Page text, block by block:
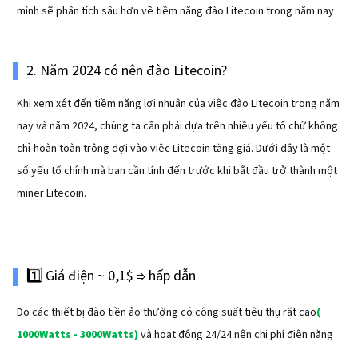
mình sẽ phân tích sâu hơn về tiềm năng đào Litecoin trong năm nay
2. Năm 2024 có nên đào Litecoin?
Khi xem xét đến tiềm năng lợi nhuận của việc đào Litecoin trong năm
nay và năm 2024, chúng ta cần phải dựa trên nhiều yếu tố chứ không
chỉ hoàn toàn trông đợi vào việc Litecoin tăng giá. Dưới đây là một
số yếu tố chính mà bạn cần tính đến trước khi bắt đầu trở thành một
miner Litecoin.
1️⃣ Giá điện ~ 0,1$ ⇒ hấp dẫn
Do các thiết bị đào tiền ảo thường có công suất tiêu thụ rất cao(
1000Watts - 3000Watts)và hoạt động 24/24 nên chi phí điện năng